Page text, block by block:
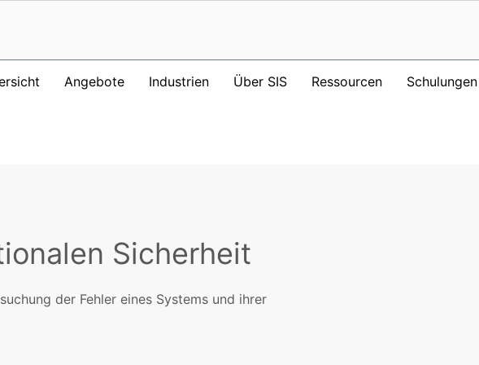
Angebote Industrien Über SIS Ressourcen Schulungen
Sicherheit
der Fehler eines Systems und ihrer